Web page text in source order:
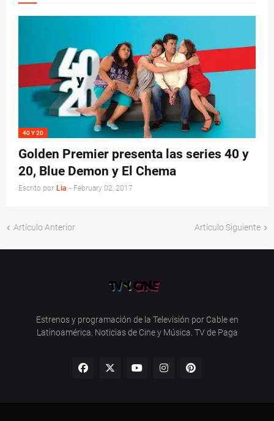
40 Y 20
Golden Premier presenta las series 40 y
20, Blue Demon y El Chema
Escrito por Lia - February 02, 2017
Artículo Anterior Artículo Siguiente
Estrenos y programación de la Televisión por Cable en
Latinoamérica. Noticias de Cine y Música. TV de Paga